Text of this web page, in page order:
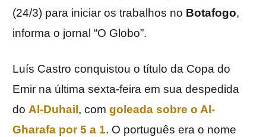
(24/3) para iniciar os trabalhos no Botafogo,
informa o jornal “O Globo”.
Luís Castro conquistou o título da Copa do
Emir na última sexta-feira em sua despedida
do Al-Duhail , com goleada sobre o Al-
Gharafa por 5 a 1. O português era o nome